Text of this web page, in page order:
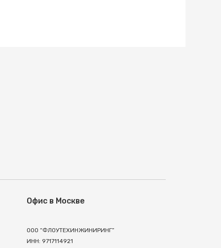
Офис в Москве
ООО “ФЛОУТЕХИНЖИНИРИНГ”
ИНН: 9717114921